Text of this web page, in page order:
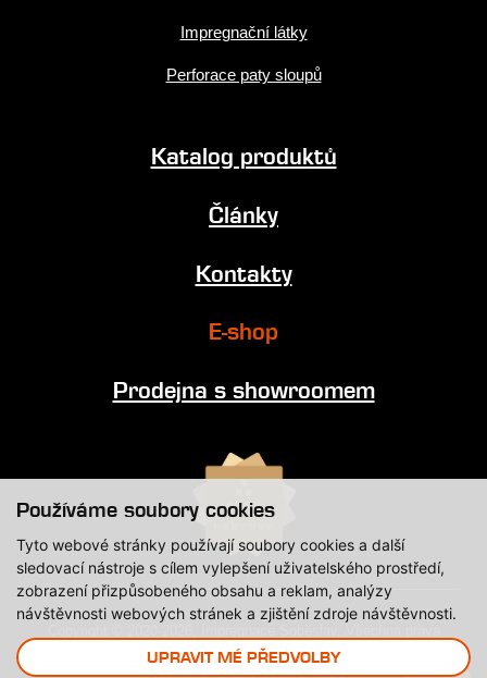
Používáme soubory cookies
Tyto webové stránky používají soubory cookies a další
sledovací nástroje s cílem vylepšení uživatelského prostředí,
zobrazení přizpůsobeného obsahu a reklam, analýzy
návštěvnosti webových stránek a zjištění zdroje návštěvnosti.
UPRAVIT MÉ PŘEDVOLBY
Impregnační látky
Perforace paty sloupů
Katalog produktů
Články
Kontakty
E-shop
Prodejna s showroomem
vyhrazena.